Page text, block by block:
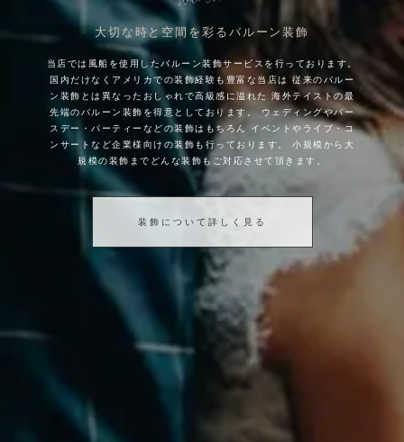
大切な時と空間を彩るバルーン装飾
当店では風船を使用したバルーン装飾サービスを行っております。
国内だけなくアメリカでの装飾経験も豊富な当店は
従来のバルー
ン装飾とは異なったおしゃれで高級感に溢れた
海外テイストの最
先端のバルーン装飾を得意としております。
ウェディングやバー
スデー・パーティーなどの装飾はもちろん
イベントやライブ・コ
ンサートなど企業様向けの装飾も行っております。
小規模から大
規模の装飾までどんな装飾もご対応させて頂きます。
装飾について詳しく見る